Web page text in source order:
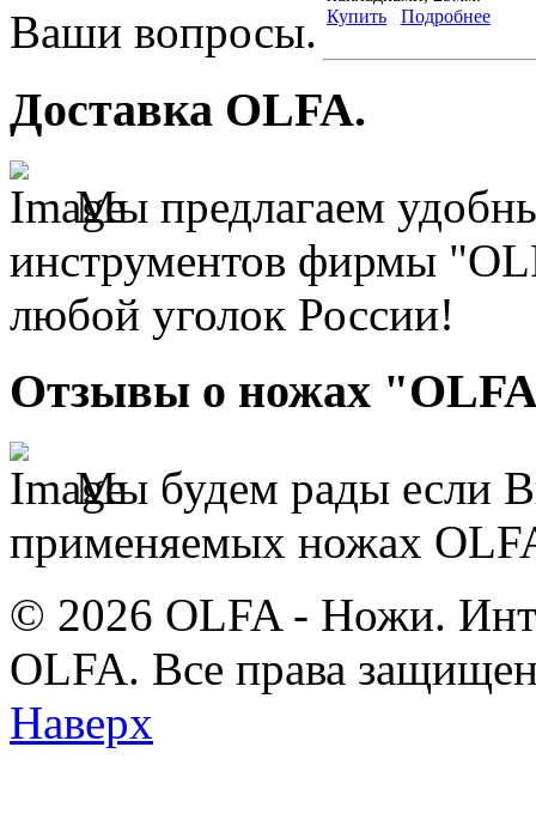
Купить
Подробнее
Ваши вопросы.
Доставка OLFA.
Мы предлагаем
инструментов фирмы
любой уголок России!
Отзывы о ножах
Мы будем рады если
применяемых ножах
© 2026 OLFA - Ножи.
OLFA. Все права
Наверх